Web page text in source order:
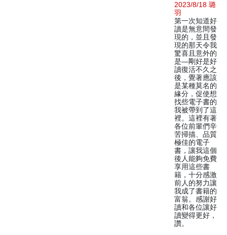
2023/8/18 璐
羽
第一次知道好
讀是無意間發
現的，並且發
現的那天令我
驚喜且意外的
是—剛好是好
讀復活不久之
後，覺著應該
是某種莫名的
緣分，促使想
找些電子書的
我被帶到了這
裡。這裡有著
各位前輩們辛
苦掃描、品質
極佳的電子
書，讓我這個
後人能夠免費
享用這些書
籍，十分感激
前人的努力讓
我成了書籍的
富翁。感謝好
讀和各位讓好
讀變得更好，
讚。